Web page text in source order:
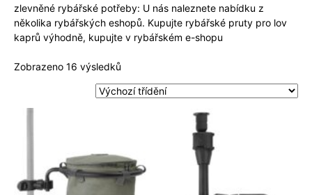
zlevněné rybářské potřeby: U nás naleznete nabídku z
několika rybářských eshopů. Kupujte rybářské pruty pro lov
kaprů výhodně, kupujte v rybářském e-shopu
Zobrazeno 16 výsledků